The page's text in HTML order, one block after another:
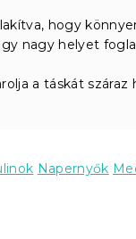
hogy
nagy helyet
a táskát
Napernyők